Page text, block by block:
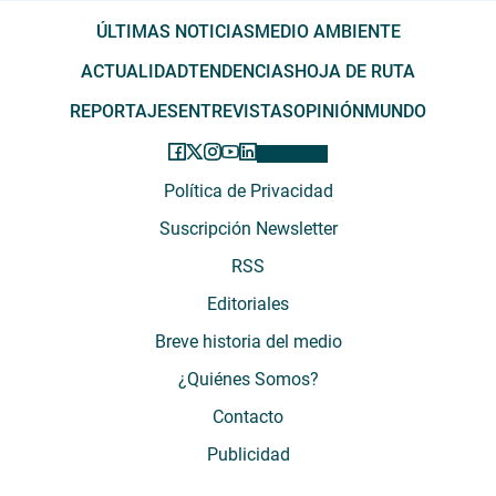
ÚLTIMAS NOTICIASMEDIO AMBIENTE
ACTUALIDADTENDENCIASHOJA DE RUTA
REPORTAJESENTREVISTASOPINIÓNMUNDO
Política de Privacidad
Suscripción Newsletter
RSS
Editoriales
Breve historia del medio
¿Quiénes Somos?
Contacto
Publicidad